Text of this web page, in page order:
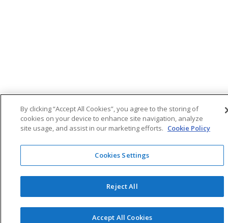
By clicking “Accept All Cookies”, you agree to the storing of
cookies on your device to enhance site navigation, analyze
site usage, and assist in our marketing efforts. Cookie Policy
Cookies Settings
Reject All
Accept All Cookies